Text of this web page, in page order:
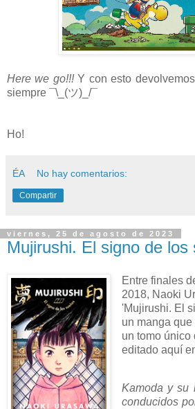
Here we go!!!Y con esto
siempre ¯\_(ツ)_/¯
Ho!
ÉA No hay comentarios:
Compartir
viernes, 25 de agosto de 2023
Mujirushi. El signo de los
Entre finales
2018, Naoki
'Mujirushi. El
un manga
un tomo único
editado aquí
Kamoda y su
conducidos